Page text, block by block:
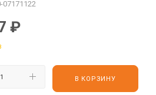
07171122
₽
В КОРЗИНУ